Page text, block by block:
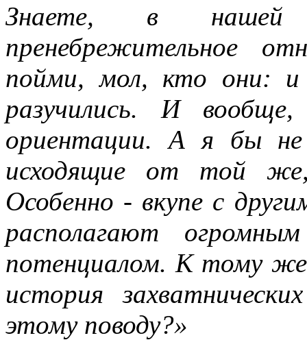
Знаете, в нашей
пренебрежительное
пойми, мол, кто они:
разучились. И
ориентации. А я бы не
исходящие от той же,
Особенно - вкупе с
располагают
потенциалом. К тому
история
этому поводу?»